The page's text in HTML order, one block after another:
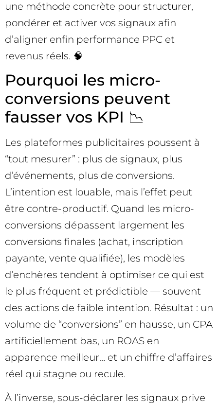
une méthode concrète pour structurer,
pondérer et activer vos signaux afin
d’aligner enfin performance PPC et
revenus réels. 🧠
Pourquoi les micro-
conversions peuvent
fausser vos KPI 📉
Les plateformes publicitaires poussent à
“tout mesurer” : plus de signaux, plus
d’événements, plus de conversions.
L’intention est louable, mais l’effet peut
être contre-productif. Quand les micro-
conversions dépassent largement les
conversions finales (achat, inscription
payante, vente qualifiée), les modèles
d’enchères tendent à optimiser ce qui est
le plus fréquent et prédictible — souvent
des actions de faible intention. Résultat : un
volume de “conversions” en hausse, un CPA
artificiellement bas, un ROAS en
apparence meilleur… et un chiffre d’affaires
réel qui stagne ou recule.
À l’inverse, sous-déclarer les signaux prive